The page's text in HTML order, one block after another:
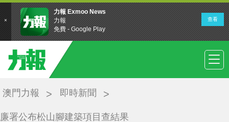
澳門力報 即時新聞
廉署公布松山腳建築項目查結果